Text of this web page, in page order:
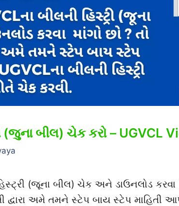
(જુના બીલ) ચેક કરો – UGVCL
(જૂના બીલ) ચેક અને ડાઉનલોડ કરવા
દ્વારા અમે તમને સ્ટેપ બાય સ્ટેપ માહિતી